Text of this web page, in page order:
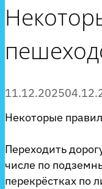
11.12.2025
Некоторые
Переходить
числе по
перекрёстках по